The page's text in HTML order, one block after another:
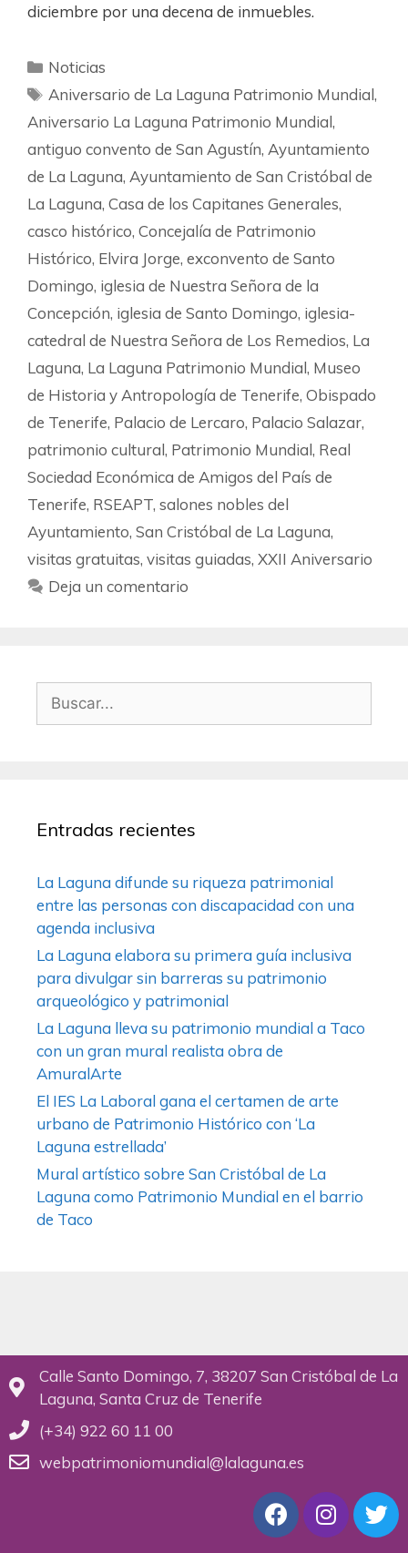
diciembre por una decena de inmuebles.
Noticias
Aniversario de La Laguna Patrimonio Mundial,
Aniversario La Laguna Patrimonio Mundial,
antiguo convento de San Agustín, Ayuntamiento
de La Laguna, Ayuntamiento de San Cristóbal de
La Laguna, Casa de los Capitanes Generales,
casco histórico, Concejalía de Patrimonio
Histórico, Elvira Jorge, exconvento de Santo
Domingo, iglesia de Nuestra Señora de la
Concepción, iglesia de Santo Domingo, iglesia-
catedral de Nuestra Señora de Los Remedios, La
Laguna, La Laguna Patrimonio Mundial, Museo
de Historia y Antropología de Tenerife, Obispado
de Tenerife, Palacio de Lercaro, Palacio Salazar,
patrimonio cultural, Patrimonio Mundial, Real
Sociedad Económica de Amigos del País de
Tenerife, RSEAPT, salones nobles del
Ayuntamiento, San Cristóbal de La Laguna,
visitas gratuitas, visitas guiadas, XXII Aniversario
Deja un comentario
Entradas recientes
La Laguna difunde su riqueza patrimonial
entre las personas con discapacidad con una
agenda inclusiva
La Laguna elabora su primera guía inclusiva
para divulgar sin barreras su patrimonio
arqueológico y patrimonial
La Laguna lleva su patrimonio mundial a Taco
con un gran mural realista obra de
AmuralArte
El IES La Laboral gana el certamen de arte
urbano de Patrimonio Histórico con ‘La
Laguna estrellada’
Mural artístico sobre San Cristóbal de La
Laguna como Patrimonio Mundial en el barrio
de Taco
Calle Santo Domingo, 7, 38207 San Cristóbal de La
Laguna, Santa Cruz de Tenerife
(+34) 922 60 11 00
webpatrimoniomundial@lalaguna.es